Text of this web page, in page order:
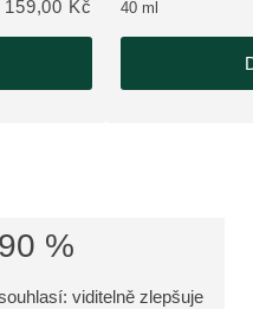
159,00 Kč 40 ml
90 %
viditelně zlepšuje